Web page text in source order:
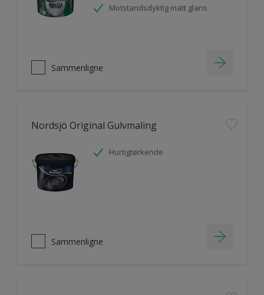
Motstandsdyktig matt glans
Sammenligne
Nordsjö Original Gulvmaling
Hurtigtørkende
Sammenligne